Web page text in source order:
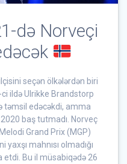
də Norveçi
seçən ölkələrdən biri
ildə Ulrikke Brandstorp
təmsil edəcəkdi, amma
baş tutmadı. Norveç
Grand Prix (MGP)
mahnısı olmadığı
Bu il müsabiqədə 26